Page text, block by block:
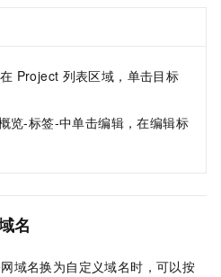
Project 列表区域，单击目标
览-标签-中单击编辑，在编辑标
名
域名换为自定义域名时，可以按